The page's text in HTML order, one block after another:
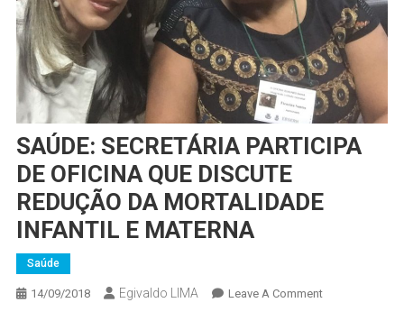
SAÚDE: SECRETÁRIA PARTICIPA
DE OFICINA QUE DISCUTE
REDUÇÃO DA MORTALIDADE
INFANTIL E MATERNA
Saúde
14/09/2018 Egivaldo LIMA Leave A CommentOn